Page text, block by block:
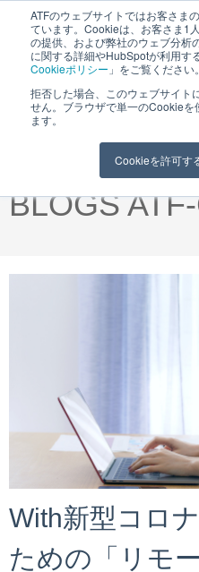
ATFのウェブサイトではお客さま
ています。Cookieは、お客さま1
の提供、および弊社のウェブ分
に関する詳細やHubSpotが利用す
Cookieポリシー 」をご覧ください。
拒否した場合、このウェブサイト
せん。ブラウザで単一のCookie
ます。
Cookieを許可す
株式会社エイ・ティ・エフ
「企業の未来をつなぐ」
BLOGS
With新型コロ
ための「リモ